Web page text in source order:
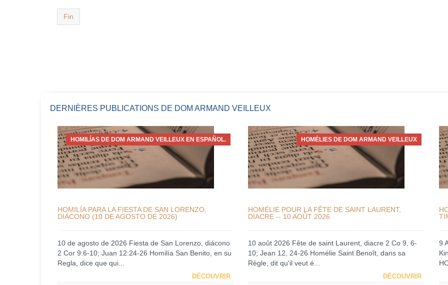
Fin
DERNIÈRES PUBLICATIONS DE DOM ARMAND VEILLEUX
HOMILÍAS DE DOM ARMAND VEILLEUX EN ESPAÑOL.
HOMILÍA PARA LA FIESTA DE SAN LORENZO,
DIÁCONO (10 DE AGOSTO DE 2026)
10 de agosto de 2026 Fiesta de San Lorenzo, diácono
2 Cor 9:6-10; Juan 12:24-26 Homilía San Benito, en su
Regla, dice que qui...
DÉCOUVRIR
HOMÉLIES DE DOM ARMAND VEILLEUX
HOMÉLIE POUR LA FÊTE DE SAINT LAURENT,
DIACRE -- 10 AOÛT 2026
10 août 2026 Fête de saint Laurent, diacre 2 Co 9, 6-
10; Jean 12, 24-26 Homélie Saint Benoît, dans sa
Règle, dit qu'il veut é...
DÉCOUVRIR
9